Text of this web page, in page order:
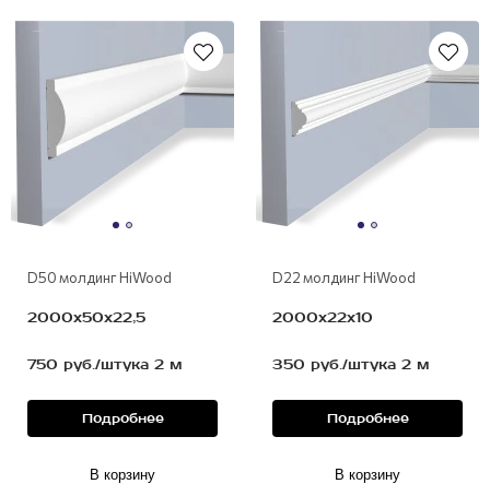
D50 молдинг HiWood
2000х50х22,5
750 руб./штука 2 м
Подробнее
В корзину
D22 молдинг HiWood
2000х22х10
350 руб./штука 2 м
Подробнее
В корзину